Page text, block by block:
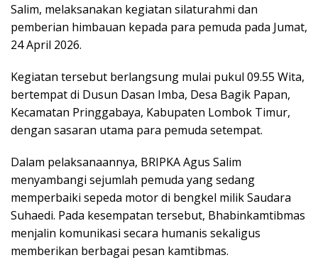
Salim, melaksanakan kegiatan silaturahmi dan
pemberian himbauan kepada para pemuda pada Jumat,
24 April 2026.
Kegiatan tersebut berlangsung mulai pukul 09.55 Wita,
bertempat di Dusun Dasan Imba, Desa Bagik Papan,
Kecamatan Pringgabaya, Kabupaten Lombok Timur,
dengan sasaran utama para pemuda setempat.
Dalam pelaksanaannya, BRIPKA Agus Salim
menyambangi sejumlah pemuda yang sedang
memperbaiki sepeda motor di bengkel milik Saudara
Suhaedi. Pada kesempatan tersebut, Bhabinkamtibmas
menjalin komunikasi secara humanis sekaligus
memberikan berbagai pesan kamtibmas.